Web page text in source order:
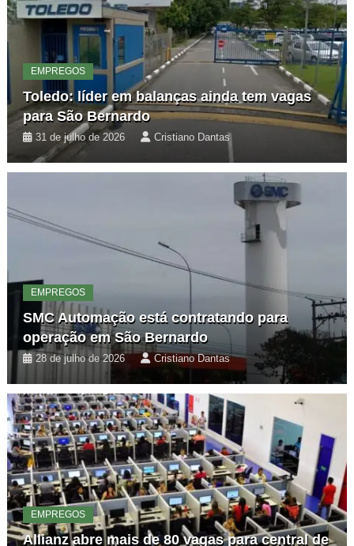
EMPREGOS
Toledo: líder em balanças ainda tem vagas
para São Bernardo
31 de julho de 2026 Cristiano Dantas
EMPREGOS
SMC Automação está contratando para
operação em São Bernardo
28 de julho de 2026 Cristiano Dantas
EMPREGOS
Allianz abre mais de 80 vagas para central de